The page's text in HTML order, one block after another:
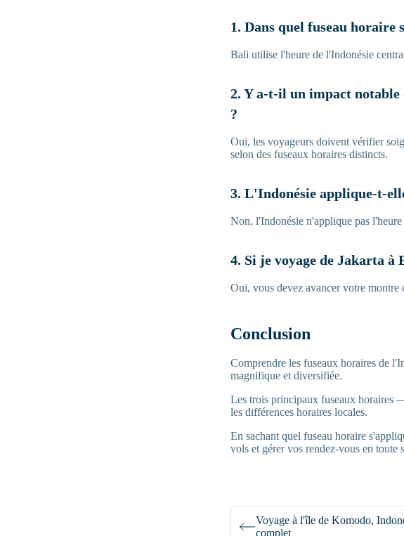
1. Dans quel fuseau horaire
Bali utilise l'heure de l'Indonésie
2. Y a-t-il un impact notable
?
Oui, les voyageurs doivent vérifier
selon des fuseaux horaires distincts.
3. L'Indonésie applique-t-
Non, l'Indonésie n'applique pas l'heure
4. Si je voyage de Jakarta à
Oui, vous devez avancer votre
Conclusion
Comprendre les fuseaux horaires de
magnifique et diversifiée.
Les trois principaux fuseaux horaires
les différences horaires locales.
En sachant quel fuseau horaire
vols et gérer vos rendez-vous en
Voyage à l'île de Komodo,
complet